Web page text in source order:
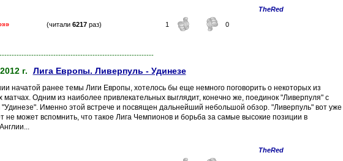
TheRed
(читали 6217раз) 1 0
г. Лига Европы. Ливерпуль - Удинезе
начатой ранее темы Лиги Европы, хотелось бы еще немного поговорить о некоторых из
матчах. Одним из наиболее привлекательных выглядит, конечно же, поединок "Ливерпуля" с
"Удинезе". Именно этой встрече и посвящен дальнейший небольшой обзор. "Ливерпуль" вот уже
не может вспомнить, что такое Лига Чемпионов и борьба за самые высокие позиции в
TheRed